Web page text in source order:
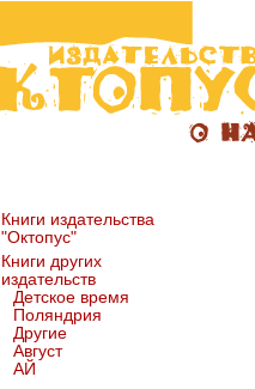
Книги издательства
"Октопус"
Книги других
издательств
Детское время
Поляндрия
Другие
Август
АЙ